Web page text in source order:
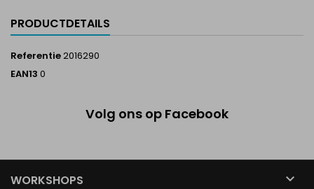
PRODUCTDETAILS
Referentie2016290
EAN13 0
Volg ons op Facebook
WORKSHOPS 